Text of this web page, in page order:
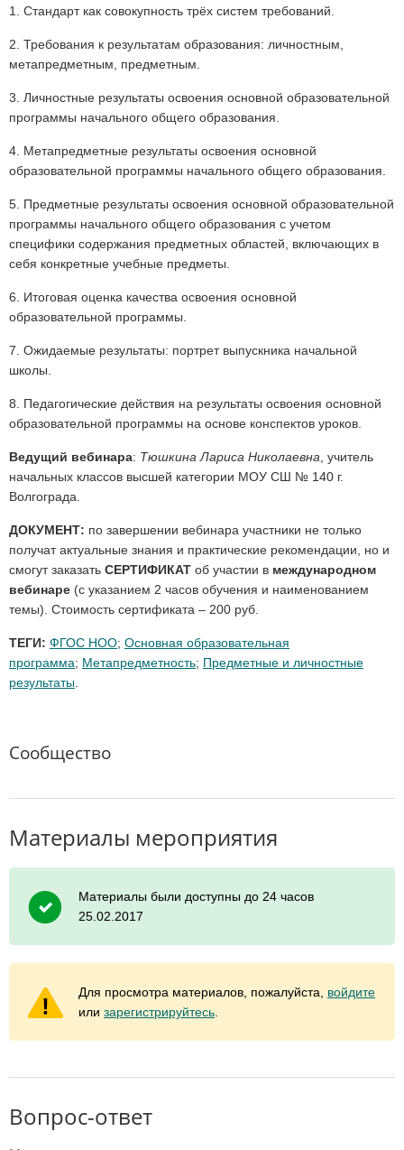
1. Стандарт как совокупность трёх систем требований.
2. Требования к результатам образования: личностным,
метапредметным, предметным.
3. Личностные результаты освоения основной образовательной
программы начального общего образования.
4. Метапредметные результаты освоения основной
образовательной программы начального общего образования.
5. Предметные результаты освоения основной образовательной
программы начального общего образования с учетом
специфики содержания предметных областей, включающих в
себя конкретные учебные предметы.
6. Итоговая оценка качества освоения основной
образовательной программы.
7. Ожидаемые результаты: портрет выпускника начальной
школы.
8. Педагогические действия на результаты освоения основной
образовательной программы на основе конспектов уроков.
Ведущий вебинара: Тюшкина Лариса Николаевна, учитель
начальных классов высшей категории МОУ СШ № 140 г.
Волгограда.
ДОКУМЕНТ: по завершении вебинара участники не только
получат актуальные знания и практические рекомендации, но и
смогут заказать СЕРТИФИКАТ об участии в международном
вебинаре (с указанием 2 часов обучения и наименованием
темы). Стоимость сертификата – 200 руб.
ТЕГИ: ФГОС НОО; Основная образовательная
программа; Метапредметность; Предметные и личностные
результаты.
Сообщество
Материалы мероприятия
Материалы были доступны до 24 часов
25.02.2017
Для просмотра материалов, пожалуйста, войдите
или зарегистрируйтесь.
Вопрос-ответ